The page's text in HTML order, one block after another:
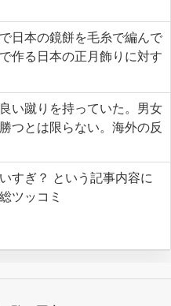
日本の鏡餅を毛糸で編んで
作る日本の正月飾りに対す
い蹴りを持っていた。男女
つとは限らない。海外の反
すぎ？ という記事内容に
ツッコミ